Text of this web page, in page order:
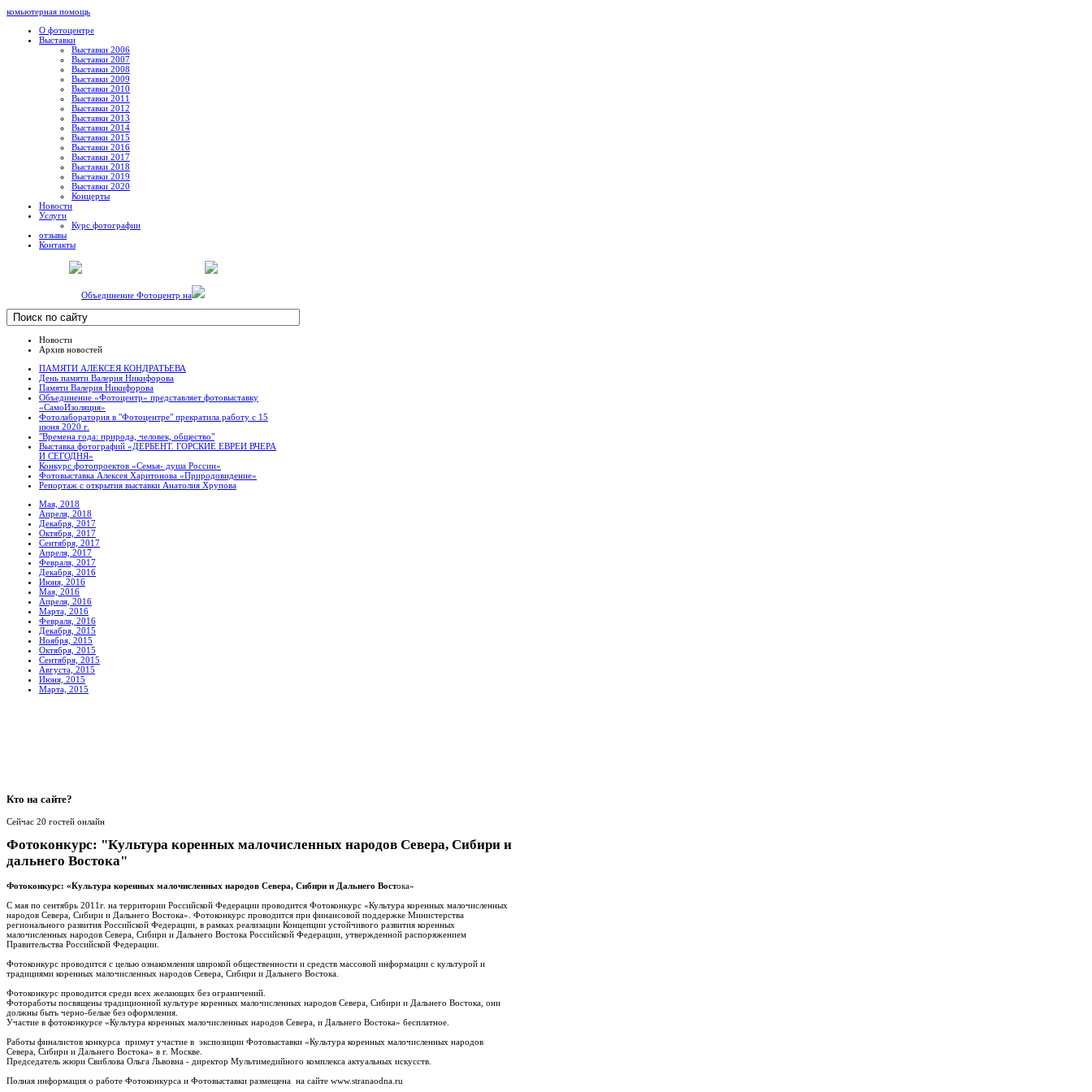
комьютерная помощь
О фотоцентре
Выставки
Выставки 2006
Выставки 2007
Выставки 2008
Выставки 2009
Выставки 2010
Выставки 2011
Выставки 2012
Выставки 2013
Выставки 2014
Выставки 2015
Выставки 2016
Выставки 2017
Выставки 2018
Выставки 2019
Выставки 2020
Концерты
Новости
Услуги
Курс фотографии
отзывы
Контакты
Объединение Фотоцентр на
Новости
Архив новостей
ПАМЯТИ АЛЕКСЕЯ КОНДРАТЬЕВА
День памяти Валерия Никифорова
Памяти Валерия Никифорова
Объединение «Фотоцентр» представляет фотовыставку
«СамоИзоляция»
Фотолаборатория в "Фотоцентре" прекратила работу с 15
июня 2020 г.
"Времена года: природа, человек, общество"
Выставка фотографий «ДЕРБЕНТ. ГОРСКИЕ ЕВРЕИ ВЧЕРА
И СЕГОДНЯ»
Конкурс фотопроектов «Семья- душа России»
Фотовыставка Алексея Харитонова «Природовидение»
Репортаж с открытия выставки Анатолия Хрупова
Мая, 2018
Апреля, 2018
Декабря, 2017
Октября, 2017
Сентября, 2017
Апреля, 2017
Февраля, 2017
Декабря, 2016
Июня, 2016
Мая, 2016
Апреля, 2016
Марта, 2016
Февраля, 2016
Декабря, 2015
Ноября, 2015
Октября, 2015
Сентября, 2015
Августа, 2015
Июня, 2015
Марта, 2015
Кто на сайте?
Сейчас 20 гостей онлайн
Фотоконкурс: "Культура коренных малочисленных народов Севера, Сибири и
дальнего Востока"
Фотоконкурс: «Культура коренных малочисленных народов Севера, Сибири и Дальнего Востока»
С мая по сентябрь 2011г. на территории Российской Федерации проводится Фотоконкурс «Культура коренных малочисленных
народов Севера, Сибири и Дальнего Востока». Фотоконкурс проводится при финансовой поддержке Министерства
регионального развития Российской Федерации, в рамках реализации Концепции устойчивого развития коренных
малочисленных народов Севера, Сибири и Дальнего Востока Российской Федерации, утвержденной распоряжением
Правительства Российской Федерации.
Фотоконкурс проводится с целью ознакомления широкой общественности и средств массовой информации с культурой и
традициями коренных малочисленных народов Севера, Сибири и Дальнего Востока.
Фотоконкурс проводится среди всех желающих без ограничений.
Фотоработы посвящены традиционной культуре коренных малочисленных народов Севера, Сибири и Дальнего Востока, они
должны быть черно-белые без оформления.
Участие в фотоконкурсе «Культура коренных малочисленных народов Севера, и Дальнего Востока» бесплатное.
Работы финалистов конкурса примут участие в экспозиции Фотовыставки «Культура коренных малочисленных народов
Севера, Сибири и Дальнего Востока» в г. Москве.
Председатель жюри Свиблова Ольга Львовна - директор Мультимедийного комплекса актуальных искусств.
Полная информация о работе Фотоконкурса и Фотовыставки размещена на сайте www.stranaodna.ru